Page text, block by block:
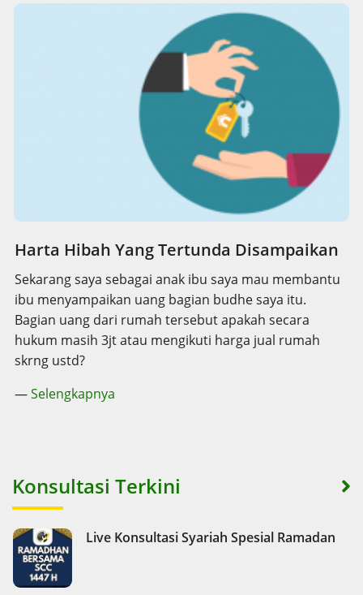
Harta Hibah Yang Tertunda Disampaikan
Sekarang saya sebagai anak ibu saya mau membantu
ibu menyampaikan uang bagian budhe saya itu.
Bagian uang dari rumah tersebut apakah secara
hukum masih 3jt atau mengikuti harga jual rumah
skrng ustd?
—Selengkapnya
Konsultasi Terkini
Live Konsultasi Syariah Spesial Ramadan